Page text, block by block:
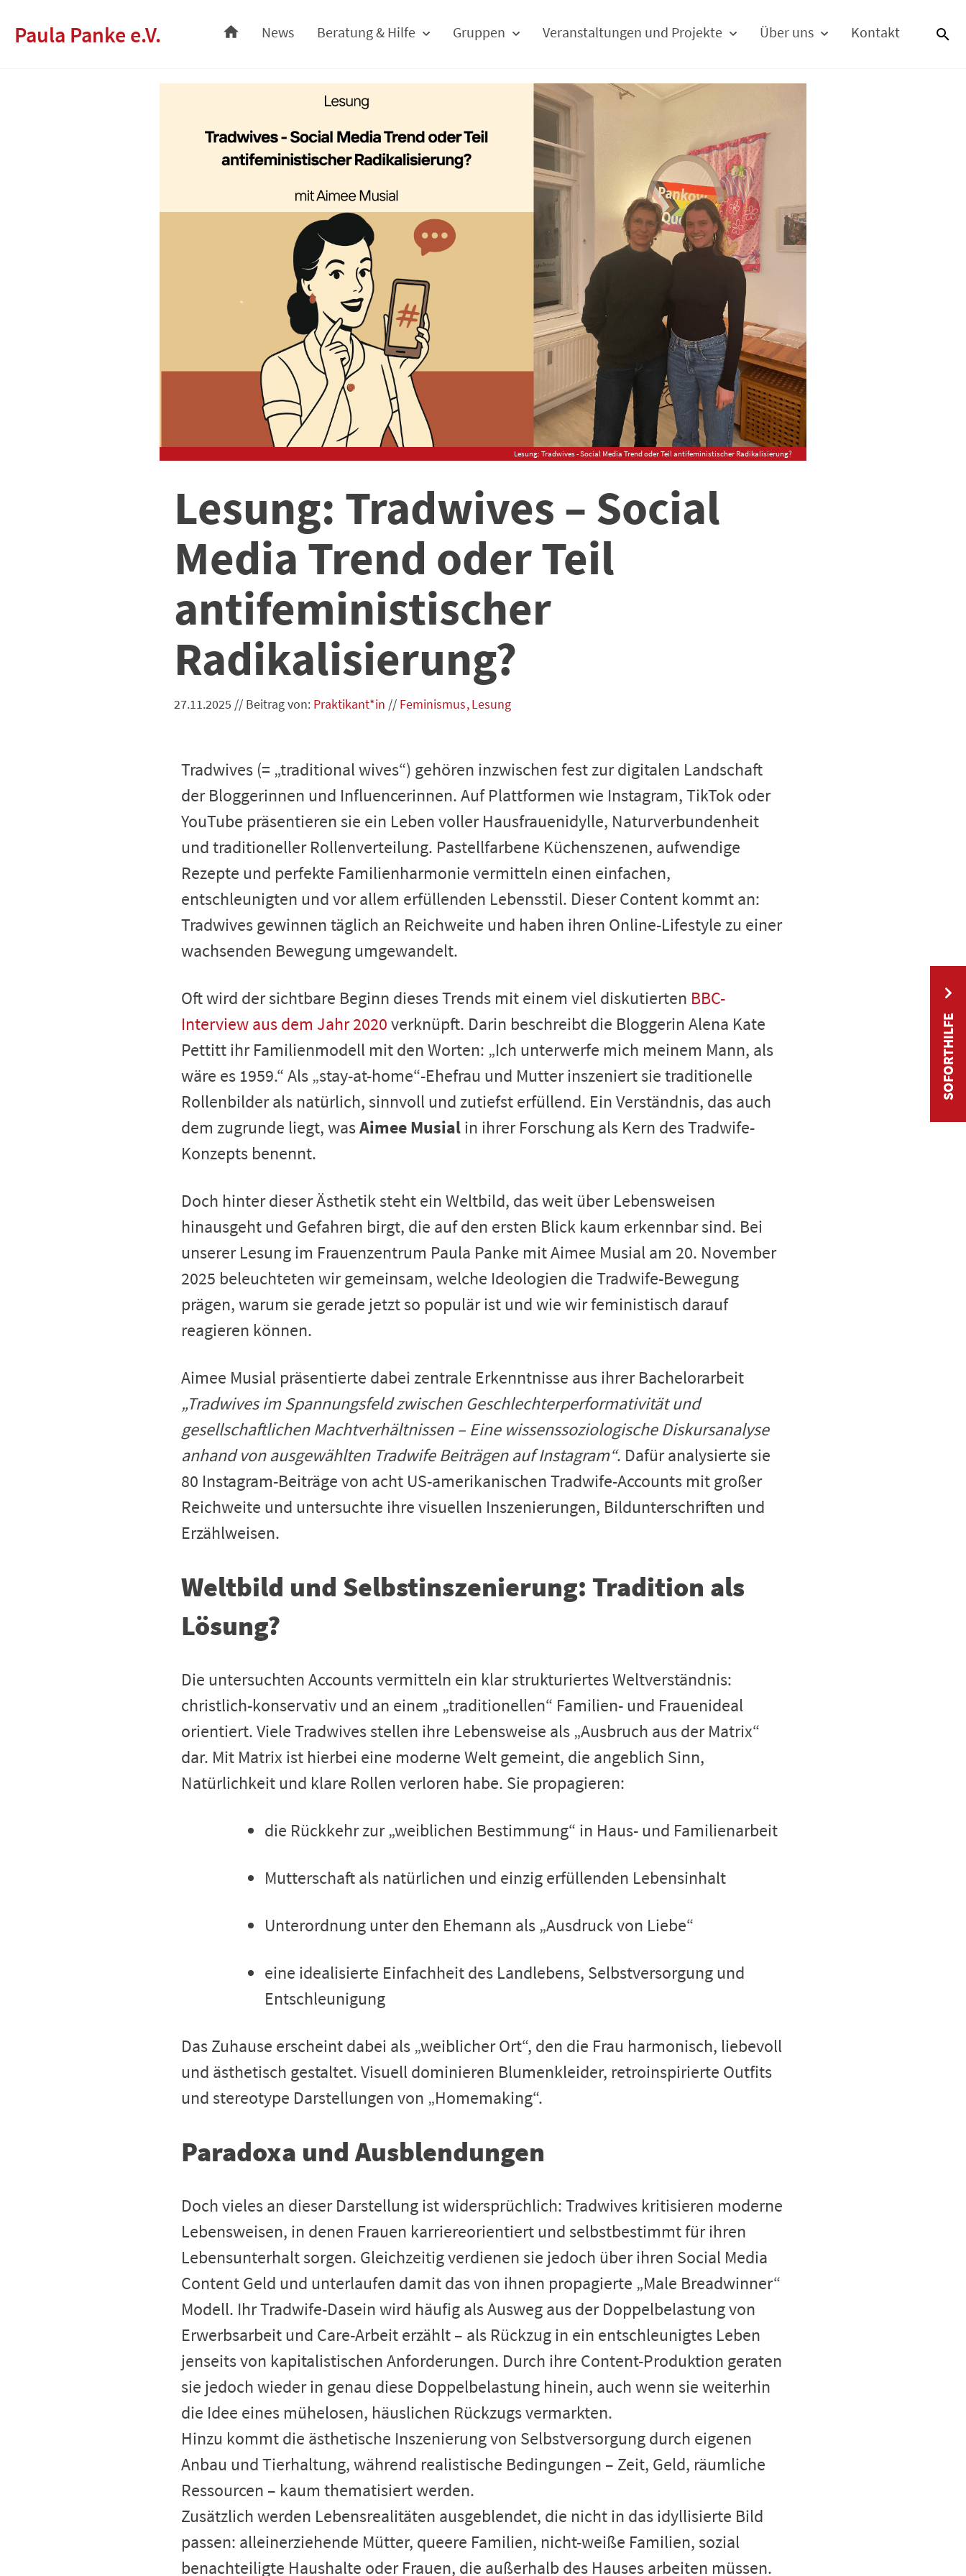
Paula Panke e.V. News Beratung & Hilfe Gruppen Veranstaltungen und Projekte Über uns Kontakt
Lesung: Tradwives - Social Media Trend oder Teil antifeministischer Radikalisierung?
Lesung: Tradwives – Social
Media Trend oder Teil
antifeministischer
Radikalisierung?
27.11.2025 // Beitrag von: Praktikant*in // Feminismus Lesung
Tradwives (= „traditional wives“) gehören inzwischen fest zur digitalen Landschaft
der Bloggerinnen und Influencerinnen. Auf Plattformen wie Instagram, TikTok oder
YouTube präsentieren sie ein Leben voller Hausfrauenidylle, Naturverbundenheit
und traditioneller Rollenverteilung. Pastellfarbene Küchenszenen, aufwendige
Rezepte und perfekte Familienharmonie vermitteln einen einfachen,
entschleunigten und vor allem erfüllenden Lebensstil. Dieser Content kommt an:
Tradwives gewinnen täglich an Reichweite und haben ihren Online-Lifestyle zu einer
wachsenden Bewegung umgewandelt.
Oft wird der sichtbare Beginn dieses Trends mit einem viel diskutierten BBC-
Interview aus dem Jahr 2020verknüpft. Darin beschreibt die Bloggerin Alena Kate
Pettitt ihr Familienmodell mit den Worten: „Ich unterwerfe mich meinem Mann, als
wäre es 1959.“ Als „stay-at-home“-Ehefrau und Mutter inszeniert sie traditionelle
Rollenbilder als natürlich, sinnvoll und zutiefst erfüllend. Ein Verständnis, das auch
dem zugrunde liegt, wasAimee Musialin ihrer Forschung als Kern des Tradwife-
Konzepts benennt.
Doch hinter dieser Ästhetik steht ein Weltbild, das weit über Lebensweisen
hinausgeht und Gefahren birgt, die auf den ersten Blick kaum erkennbar sind. Bei
unserer Lesung im Frauenzentrum Paula Panke mit Aimee Musial am 20. November
2025 beleuchteten wir gemeinsam, welche Ideologien die Tradwife-Bewegung
prägen, warum sie gerade jetzt so populär ist und wie wir feministisch darauf
reagieren können.
Aimee Musial präsentierte dabei zentrale Erkenntnisse aus ihrer Bachelorarbeit
„Tradwives im Spannungsfeld zwischen Geschlechterperformativität und
gesellschaftlichen Machtverhältnissen – Eine wissenssoziologische Diskursanalyse
anhand von ausgewählten Tradwife Beiträgen auf Instagram“. Dafür analysierte sie
80 Instagram-Beiträge von acht US-amerikanischen Tradwife-Accounts mit großer
Reichweite und untersuchte ihre visuellen Inszenierungen, Bildunterschriften und
Erzählweisen.
Weltbild und Selbstinszenierung: Tradition als
Lösung?
Die untersuchten Accounts vermitteln ein klar strukturiertes Weltverständnis:
christlich-konservativ und an einem „traditionellen“ Familien- und Frauenideal
orientiert. Viele Tradwives stellen ihre Lebensweise als „Ausbruch aus der Matrix“
dar. Mit Matrix ist hierbei eine moderne Welt gemeint, die angeblich Sinn,
Natürlichkeit und klare Rollen verloren habe. Sie propagieren:
die Rückkehr zur „weiblichen Bestimmung“ in Haus- und Familienarbeit
Mutterschaft als natürlichen und einzig erfüllenden Lebensinhalt
Unterordnung unter den Ehemann als „Ausdruck von Liebe“
eine idealisierte Einfachheit des Landlebens, Selbstversorgung und
Entschleunigung
Das Zuhause erscheint dabei als „weiblicher Ort“, den die Frau harmonisch, liebevoll
und ästhetisch gestaltet. Visuell dominieren Blumenkleider, retroinspirierte Outfits
und stereotype Darstellungen von „Homemaking“.
Paradoxa und Ausblendungen
Doch vieles an dieser Darstellung ist widersprüchlich: Tradwives kritisieren moderne
Lebensweisen, in denen Frauen karriereorientiert und selbstbestimmt für ihren
Lebensunterhalt sorgen. Gleichzeitig verdienen sie jedoch über ihren Social Media
Content Geld und unterlaufen damit das von ihnen propagierte „Male Breadwinner“
Modell. Ihr Tradwife-Dasein wird häufig als Ausweg aus der Doppelbelastung von
Erwerbsarbeit und Care-Arbeit erzählt – als Rückzug in ein entschleunigtes Leben
jenseits von kapitalistischen Anforderungen. Durch ihre Content-Produktion geraten
sie jedoch wieder in genau diese Doppelbelastung hinein, auch wenn sie weiterhin
die Idee eines mühelosen, häuslichen Rückzugs vermarkten.
Hinzu kommt die ästhetische Inszenierung von Selbstversorgung durch eigenen
Anbau und Tierhaltung, während realistische Bedingungen – Zeit, Geld, räumliche
Ressourcen – kaum thematisiert werden.
Zusätzlich werden Lebensrealitäten ausgeblendet, die nicht in das idyllisierte Bild
passen: alleinerziehende Mütter, queere Familien, nicht-weiße Familien, sozial
benachteiligte Haushalte oder Frauen, die außerhalb des Hauses arbeiten müssen.
SOFORTHILFE